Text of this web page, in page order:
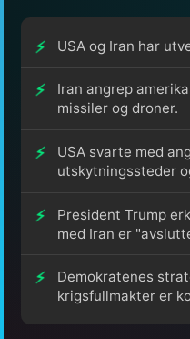
USA og Iran har
Iran angrep
missiler og droner.
USA svarte med
utskytningssteder
President Trump
med Iran er
Demokratenes
krigsfullmakter er